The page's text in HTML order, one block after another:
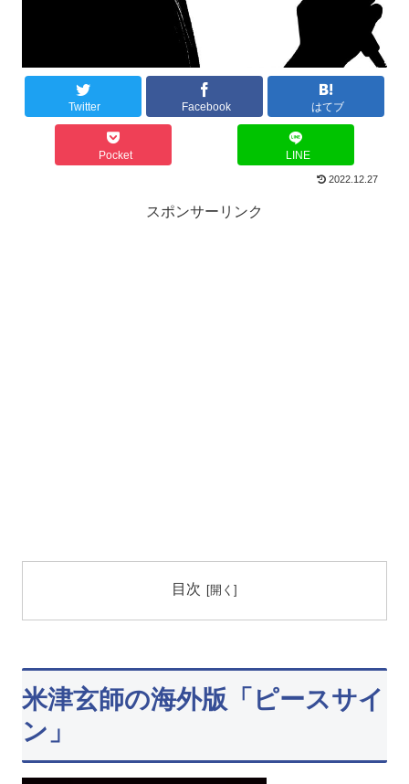
Twitter Facebook はてブ
Pocket LINE
2022.12.27
スポンサーリンク
目次
米津玄師の海外版「ピースサイ
ン」